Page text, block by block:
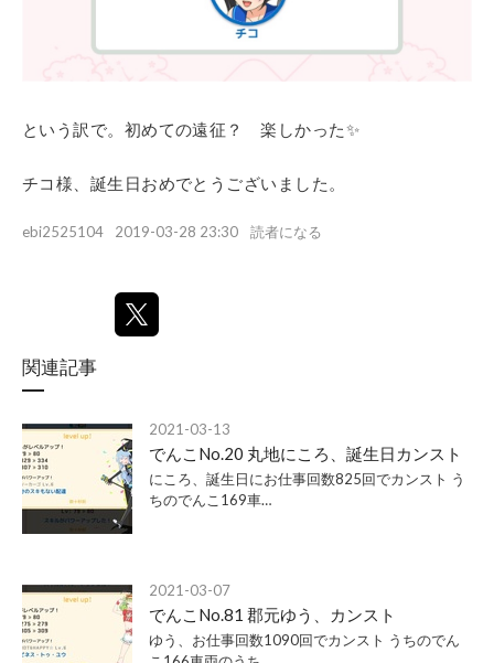
という訳で。初めての遠征？ 楽しかった✨
チコ様、誕生日おめでとうございました。
ebi2525104 2019-03-28 23:30 読者になる
関連記事
2021-03-13
でんこNo.20 丸地にころ、誕生日カンスト
にころ、誕生日にお仕事回数825回でカンスト う
ちのでんこ169車…
2021-03-07
でんこNo.81 郡元ゆう、カンスト
ゆう、お仕事回数1090回でカンスト うちのでん